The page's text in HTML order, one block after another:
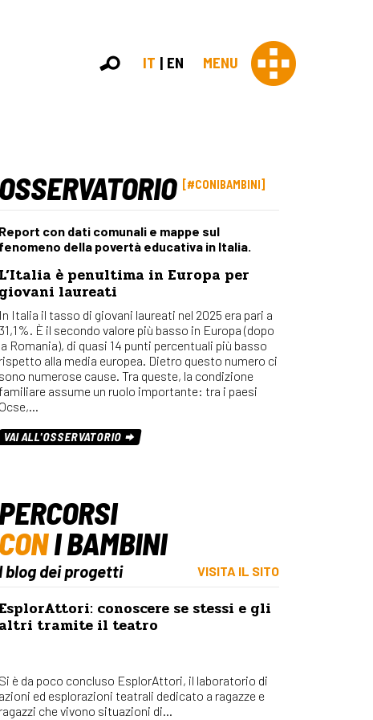
IT EN MENU
OSSERVATORIO #CONIBAMBINI
Report con dati comunali e mappe sul
fenomeno della povertà educativa in Italia.
L’Italia è penultima in Europa per
giovani laureati
In Italia il tasso di giovani laureati nel 2025 era pari a
È il secondo valore più basso in Europa (dopo
la Romania), di quasi 14 punti percentuali più basso
rispetto alla media europea. Dietro questo numero ci
sono numerose cause. Tra queste, la condizione
assume un ruolo importante: tra i paesi
Ocse,…
VAI ALL'OSSERVATORIO
PERCORSI
CONI BAMBINI
I blog dei progetti VISITA IL SITO
EsplorAttori: conoscere se stessi e gli
altri tramite il teatro
Si è da poco concluso EsplorAttori, il laboratorio di
azioni ed esplorazioni teatrali dedicato a ragazze e
ragazzi che vivono situazioni di...